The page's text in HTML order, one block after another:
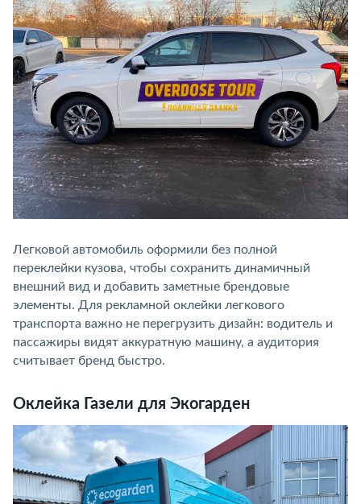
Легковой автомобиль оформили без полной
переклейки кузова, чтобы сохранить динамичный
внешний вид и добавить заметные брендовые
элементы. Для рекламной оклейки легкового
транспорта важно не перегрузить дизайн: водитель и
пассажиры видят аккуратную машину, а аудитория
считывает бренд быстро.
Оклейка Газели для Экогарден